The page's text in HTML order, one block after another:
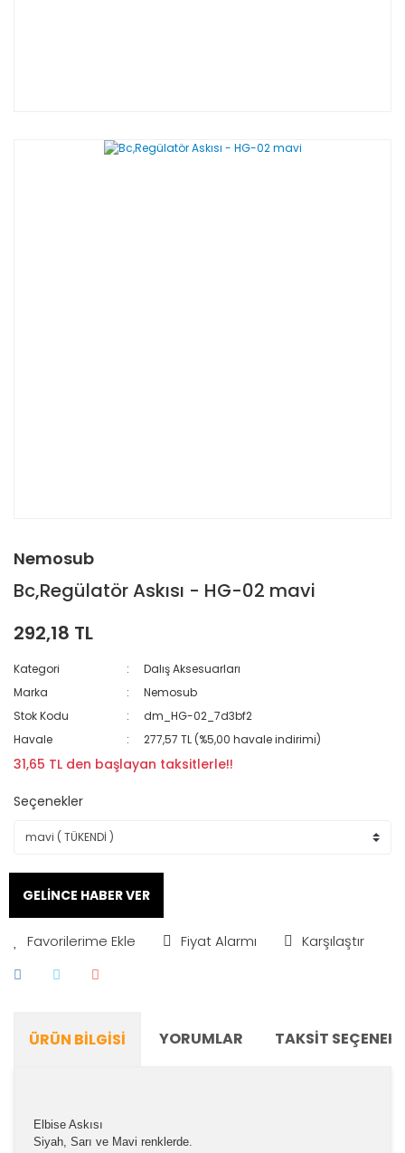
Nemosub
Bc,Regülatör Askısı - HG-02 mavi
292,18 TL
Kategori
Dalış Aksesuarları
Marka
Nemosub
Stok Kodu
dm_HG-02_7d3bf2
Havale
277,57 TL (%5,00 havale indirimi)
31,65 TL den başlayan taksitlerle!!
Seçenekler
GELİNCE HABER VER
Fiyat Alarmı Karşılaştır
ÜRÜN BILGISI YORUMLAR TAKSIT
Elbise Askısı
Siyah, Sarı ve Mavi renklerde.